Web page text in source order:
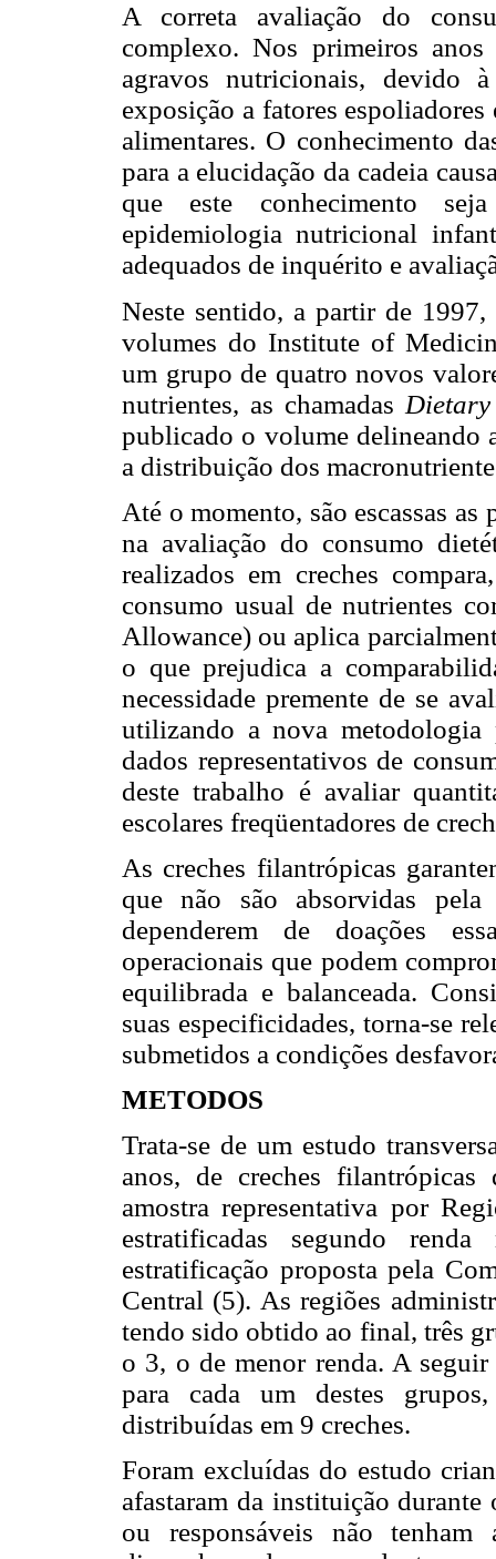
A correta avaliação do
complexo. Nos primeiros
agravos nutricionais, devido à
exposição a fatores
alimentares. O conhecimento
para a elucidação da cadeia
que este conhecimento
epidemiologia nutricional
adequados de inquérito e
Neste sentido, a partir de
volumes do Institute of
um grupo de quatro novos
nutrientes, as chamadas Dietary
publicado o volume delineando
a distribuição dos
Até o momento, são escassas
na avaliação do consumo
realizados em creches
consumo usual de nutrientes
Allowance) ou aplica
o que prejudica a
necessidade premente de se
utilizando a nova
dados representativos de
deste trabalho é avaliar
escolares freqüentadores de
As creches filantrópicas
que não são absorvidas
dependerem de doações
operacionais que podem
equilibrada e balanceada.
suas especificidades, torna-se
submetidos a condições
METODOS
Trata-se de um estudo
anos, de creches
amostra representativa por
estratificadas segundo
estratificação proposta pela
Central (5). As regiões
tendo sido obtido ao final, três
o 3, o de menor renda. A
para cada um destes
distribuídas em 9 creches.
Foram excluídas do estudo
afastaram da instituição
ou responsáveis não